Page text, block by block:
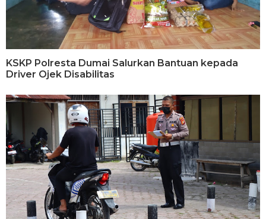
KSKP Polresta Dumai Salurkan Bantuan kepada
Driver Ojek Disabilitas